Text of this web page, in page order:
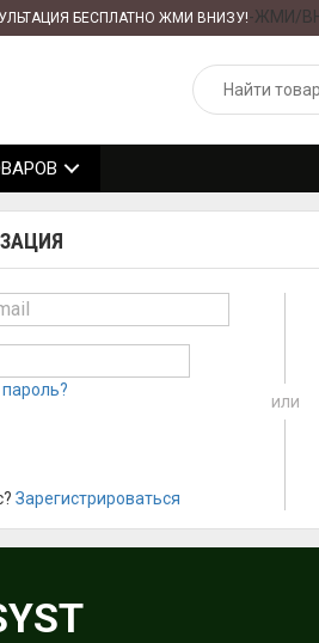
БЕСПЛАТНО ЖМИ ВНИЗУ!-ЖМИ/
Зарегистрироваться
или